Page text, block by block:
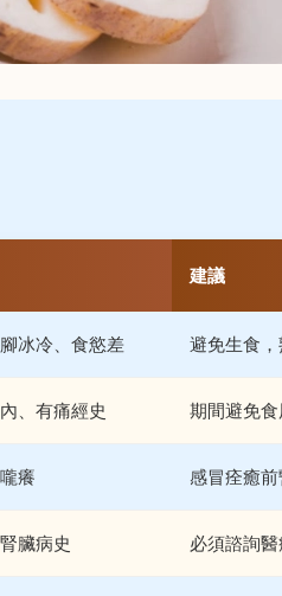
建議
冰冷、食慾差 避免生食
、有痛經史 期間避免
癢 感冒痊癒
臟病史 必須諮詢